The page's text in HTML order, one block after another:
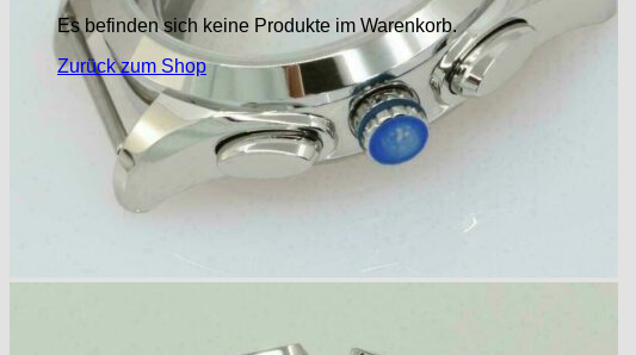
Es befinden sich keine Produkte im Warenkorb.
Zurück zum Shop